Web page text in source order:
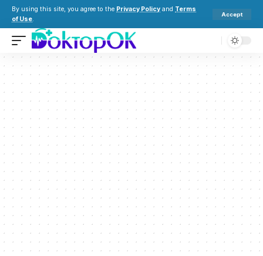
By using this site, you agree to the Privacy Policy and Terms
of Use.
Accept